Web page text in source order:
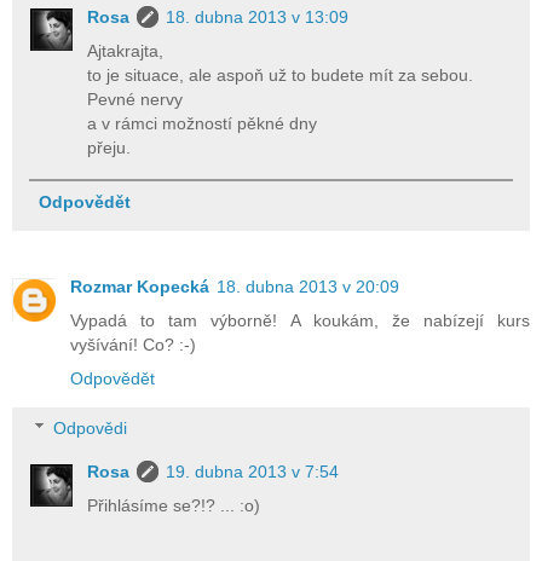
Rosa
18. dubna 2013 v 13:09
Ajtakrajta,
to je situace, ale aspoň už to budete mít za sebou.
Pevné nervy
a v rámci možností pěkné dny
přeju.
Odpovědět
Rozmar Kopecká 18. dubna 2013 v 20:09
Vypadá to tam výborně! A koukám, že nabízejí kurs
vyšívání! Co? :-)
Odpovědět
Odpovědi
Rosa
19. dubna 2013 v 7:54
Přihlásíme se?!? ... :o)